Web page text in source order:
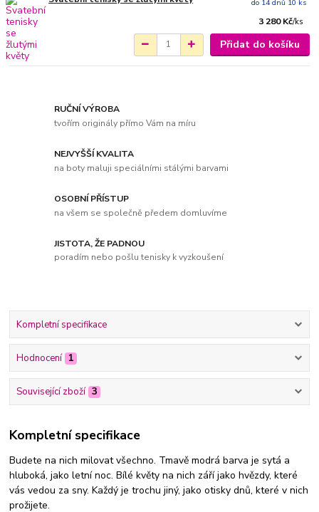
3 280 Kč/ks
do 14 dnů 10 ks
Přidat do košíku
RUČNÍ VÝROBA
tvořím originály přímo Vám na míru
NEJVYŠŠÍ KVALITA
na boty maluji speciálními stálými barvami
OSOBNÍ PŘÍSTUP
na všem se společně předem domluvíme
JISTOTA, ŽE PADNOU
poradím nebo pošlu tenisky k vyzkoušení
Kompletní specifikace
Hodnocení 1
Související zboží 3
Kompletní specifikace
Budete na nich milovat všechno. Tmavě modrá barva je sytá a
hluboká, jako letní noc. Bílé květy na nich září jako hvězdy, které
vás vedou za sny. Každý je trochu jiný, jako otisky dnů, které v nich
prožijete.